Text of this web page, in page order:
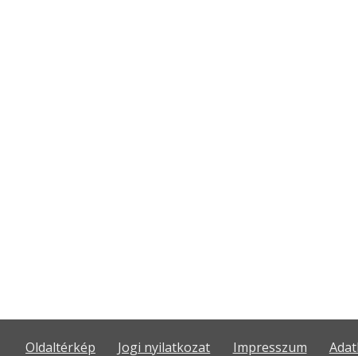
Oldaltérkép Jogi nyilatkozat Impresszum